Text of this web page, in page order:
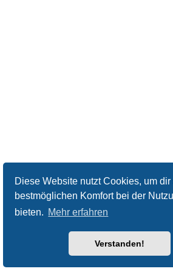
Diese Website nutzt Cookies, um dir
bestmöglichen Komfort bei der
bieten. Mehr erfahren
Verstanden!